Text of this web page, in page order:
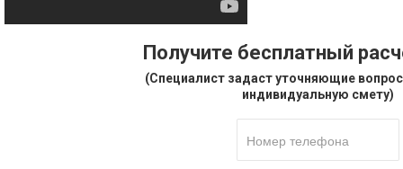
Получите бесплатный
(Специалист задаст уточняющие
индивидуальную смету)